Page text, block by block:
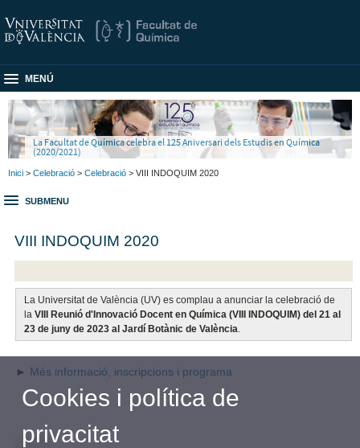
MENÚ
La Facultat de Química celebra el 125 Aniversari dels Estudis en Química
(2020/2021)
Inici > Celebració > Celebració > VIII INDOQUIM 2020
SUBMENU
VIII INDOQUIM 2020
La Universitat de València (UV) es complau a anunciar la celebració de
laVIII Reunió d'Innovació Docent en Química (VIII INDOQUIM) del 21 al
23 de juny de 2023 al Jardí Botànic de València.
► Més informació, inscripcions i programa
Cookies i política de
privacitat